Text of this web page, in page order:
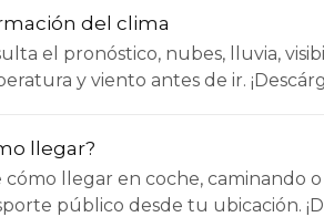
del clima
el pronóstico, nubes, lluvia,
y viento antes de ir.
llegar?
cómo llegar en coche, caminando o
público desde tu ubicación.